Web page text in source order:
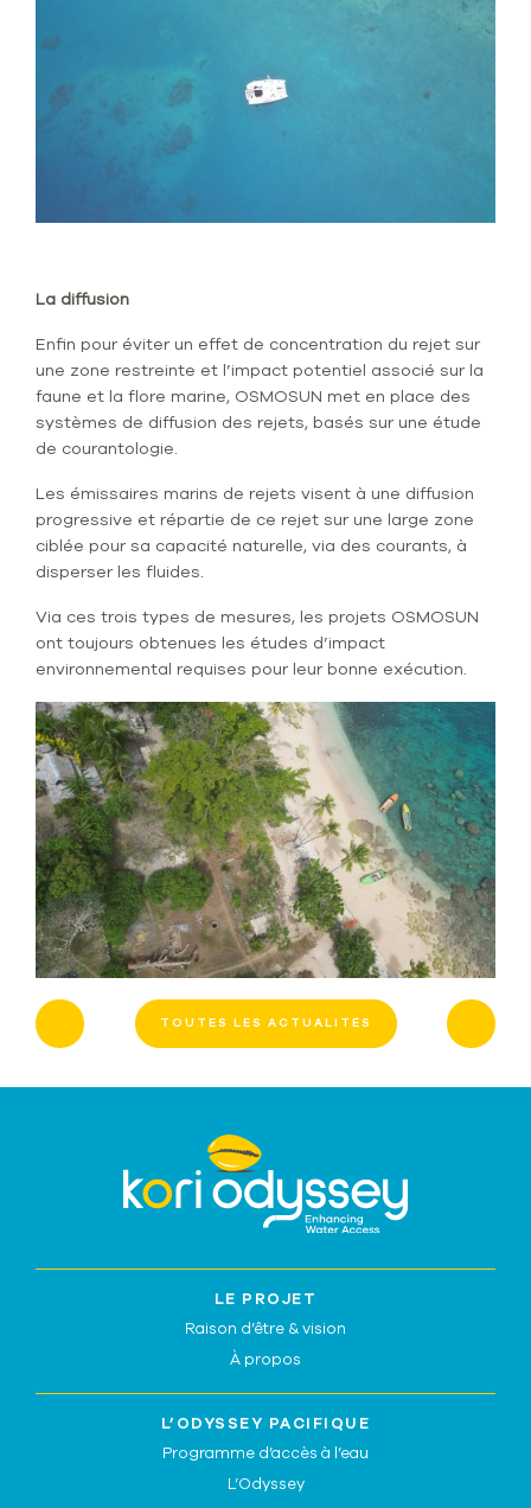
La diffusion
Enfin pour éviter un effet de concentration du rejet sur
une zone restreinte et l’impact potentiel associé sur la
faune et la flore marine, OSMOSUN met en place des
systèmes de diffusion des rejets, basés sur une étude
de courantologie.
Les émissaires marins de rejets visent à une diffusion
progressive et répartie de ce rejet sur une large zone
ciblée pour sa capacité naturelle, via des courants, à
disperser les fluides.
Via ces trois types de mesures, les projets OSMOSUN
ont toujours obtenues les études d’impact
environnemental requises pour leur bonne exécution.
TOUTES LES ACTUALITÉS
LE PROJET
Raison d’être & vision
À propos
L’ODYSSEY PACIFIQUE
Programme d’accès à l’eau
L’Odyssey